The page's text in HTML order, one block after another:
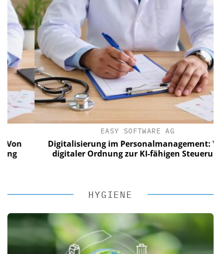
EASY SOFTWARE AG
Digitalisierung im Personalmanagement: Von
digitaler Ordnung zur KI-fähigen Steuerung
HYGIENE